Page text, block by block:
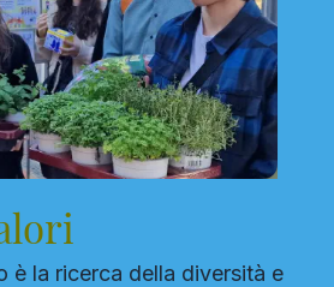
è la ricerca della diversità e